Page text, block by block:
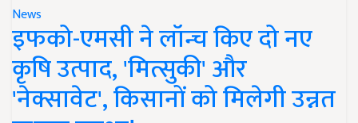
News
इफको-एमसी ने लॉन्च किए दो नए
कृषि उत्पाद, 'मित्सुकी' और
'नेक्सावेट', किसानों को मिलेगी उन्नत